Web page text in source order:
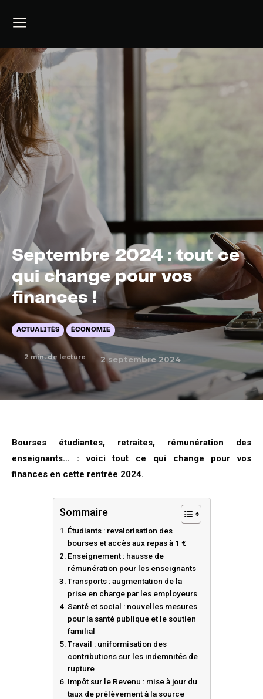
Septembre 2024 : tout ce
qui change pour vos
finances !
ACTUALITÉS ÉCONOMIE
2 min. de lecture 2 septembre 2024
Bourses étudiantes, retraites, rémunération des
enseignants… : voici tout ce qui change pour vos
finances en cette rentrée 2024.
Sommaire
Étudiants : revalorisation des
bourses et accès aux repas à 1 €
Enseignement : hausse de
rémunération pour les enseignants
Transports : augmentation de la
prise en charge par les employeurs
Santé et social : nouvelles mesures
pour la santé publique et le soutien
familial
Travail : uniformisation des
contributions sur les indemnités de
rupture
Impôt sur le Revenu : mise à jour du
taux de prélèvement à la source